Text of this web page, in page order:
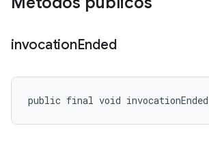
invocationEnded
public final void